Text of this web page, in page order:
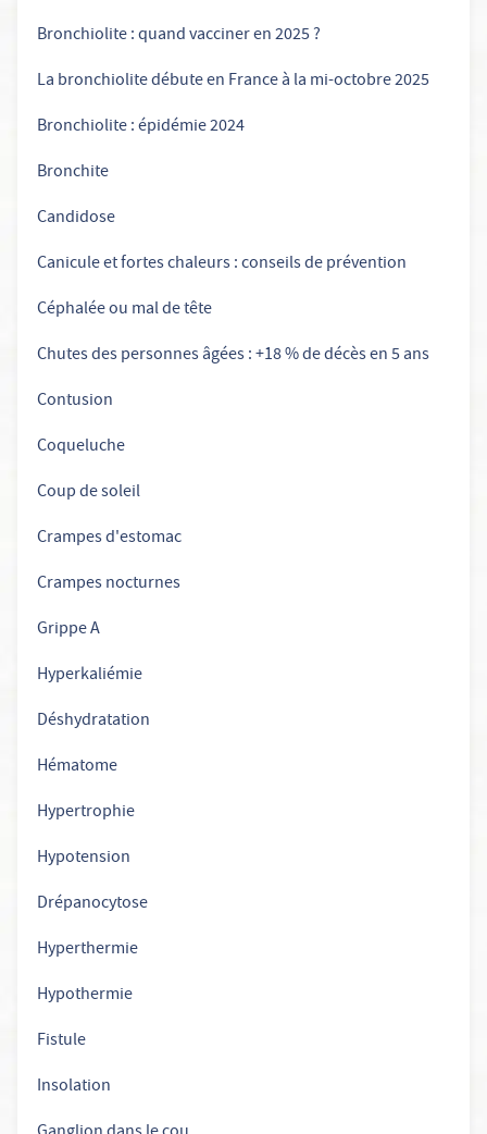
Bronchiolite : quand vacciner en 2025 ?
La bronchiolite débute en France à la mi-octobre 2025
Bronchiolite : épidémie 2024
Bronchite
Candidose
Canicule et fortes chaleurs : conseils de prévention
Céphalée ou mal de tête
Chutes des personnes âgées : +18 % de décès en 5 ans
Contusion
Coqueluche
Coup de soleil
Crampes d'estomac
Crampes nocturnes
Grippe A
Hyperkaliémie
Déshydratation
Hématome
Hypertrophie
Hypotension
Drépanocytose
Hyperthermie
Hypothermie
Fistule
Insolation